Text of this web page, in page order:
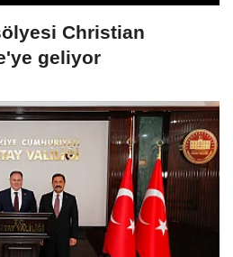
Christian
geliyor